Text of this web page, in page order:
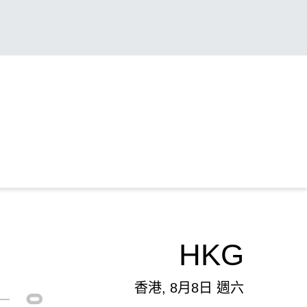
HKG
香港, 8月8日 週六